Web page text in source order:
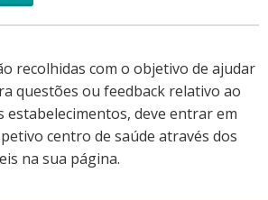
recolhidas com o objetivo de ajudar
questões ou feedback relativo ao
deve entrar em
centro de saúde através dos
na sua página.